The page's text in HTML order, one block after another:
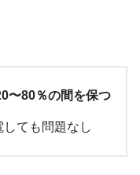
〜80％の間を保つ
ても問題なし